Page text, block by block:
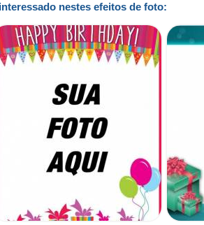
nestes efeitos de foto: